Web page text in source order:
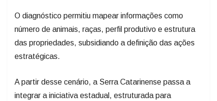
número de animais, raças, perfil produtivo e estrutura
das propriedades, subsidiando a definição das ações
estratégicas.
integrar a iniciativa estadual, estruturada para
enfrentar um dos principais desafios da atividade: a